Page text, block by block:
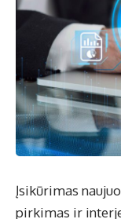
Įsikūrimas
pirkimas ir